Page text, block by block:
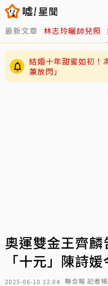
最新文章 林志玲曬帥兒照
結婚十年甜蜜如初！
兼放閃」
奧運雙金王齊
「十元」陳詩
2025-06-10 12:04 聯合報 記者